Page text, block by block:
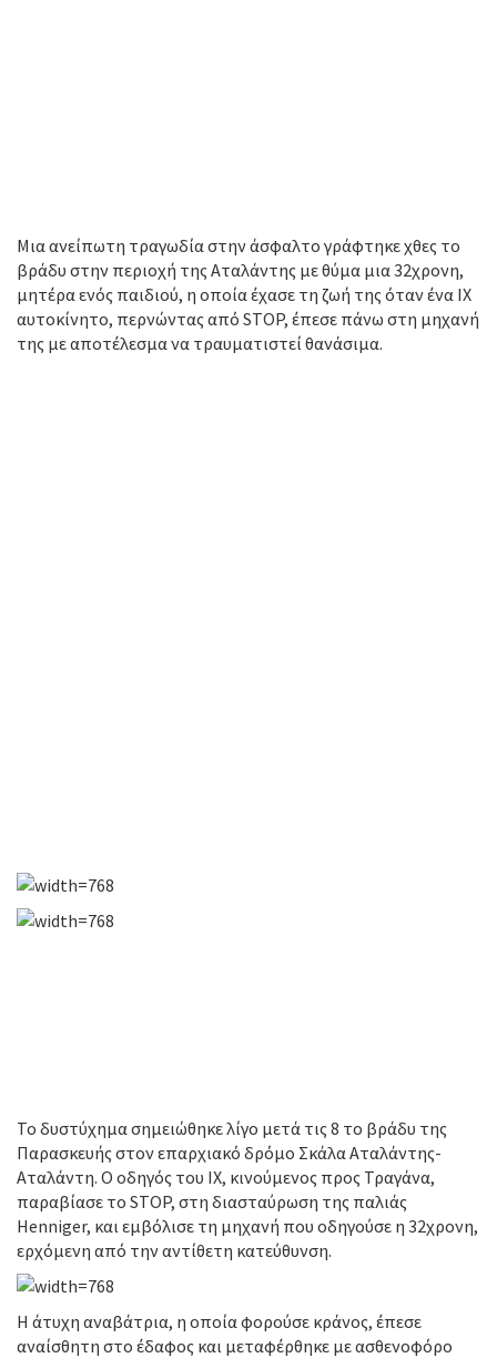
Μια ανείπωτη τραγωδία στην άσφαλτο γράφτηκε χθες το
βράδυ στην περιοχή της Αταλάντης με θύμα μια 32χρονη,
μητέρα ενός παιδιού, η οποία έχασε τη ζωή της όταν ένα ΙΧ
αυτοκίνητο, περνώντας από STOP, έπεσε πάνω στη μηχανή
της με αποτέλεσμα να τραυματιστεί θανάσιμα.
Το δυστύχημα σημειώθηκε λίγο μετά τις 8 το βράδυ της
Παρασκευής στον επαρχιακό δρόμο Σκάλα Αταλάντης-
Αταλάντη. Ο οδηγός του ΙΧ, κινούμενος προς Τραγάνα,
παραβίασε το STOP, στη διασταύρωση της παλιάς
Henniger, και εμβόλισε τη μηχανή που οδηγούσε η 32χρονη,
ερχόμενη από την αντίθετη κατεύθυνση.
Η άτυχη αναβάτρια, η οποία φορούσε κράνος, έπεσε
αναίσθητη στο έδαφος και μεταφέρθηκε με ασθενοφόρο